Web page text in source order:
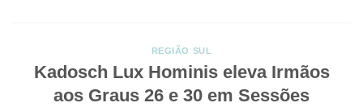
REGIÃO SUL
Kadosch Lux Hominis eleva Irmãos
aos Graus 26 e 30 em Sessões